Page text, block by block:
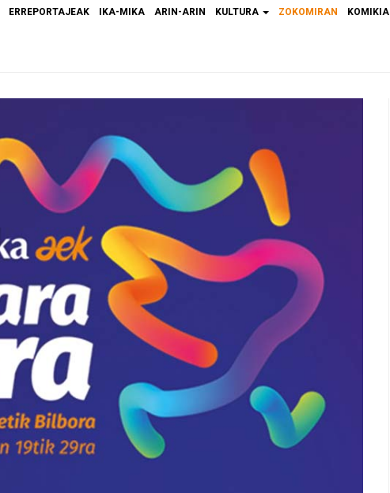
ERREPORTAJEAK IKA-MIKA ARIN-ARIN KULTURA ZOKOMIRAN KOMIKIA